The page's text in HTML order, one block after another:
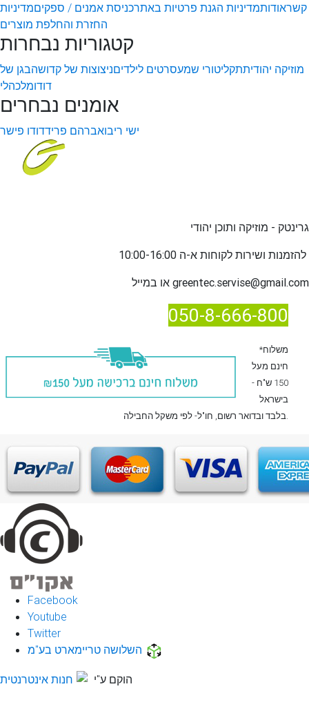
קשראודותמדיניות הגנת פרטיות באתרכניסת אמנים / ספקיםמדיניות
החזרת והחלפת מוצרים
קטגוריות נבחרות
מוזיקה יהודיתתקליטורי שמעסרטים לילדיםניצוצות של קדושהבגן של
דודומלכהלי
אומנים נבחרים
ישי ריבואברהם פרידדודו פישר
גרינטק - מוזיקה ותוכן יהודי
להזמנות ו
greentec.servise@gmail.com
050-8-666-800
*משלוח
חינם מעל
150 ש"ח -
בישראל
בלבדובדואר רשום , חו"ל- לפי משקל החבילה.
Facebook
Youtube
Twitter
השלושה טריימארט בע"מ
הוקם ע"י חנות אינטרנטית